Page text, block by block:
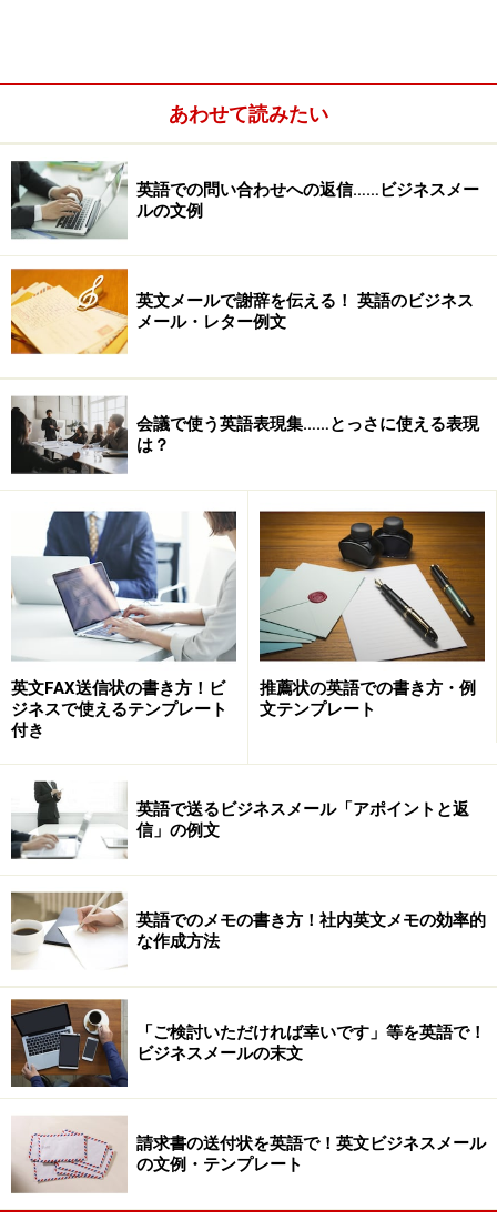
簡単！腹式呼吸の練習方法とポイント
英語の発音は子音がポイント！
腹式呼吸の発音のワンポイント・アドヴァイス
腹式呼吸マスターで英語がネイティブ並の
発音に！
人間の呼吸の仕方には、大きく分けて2種類あります。
胸式呼吸
胸と肩を上下させてする呼吸です。ラジオ体操の深
呼吸がこれにあたります。日本人、特に女性は、胸
式で呼吸するケースが多いといわれています。
腹式呼吸
お腹を膨らませたり、凹ませたりたりして、行う呼
吸法です。声楽や、管楽器、合唱をやったことのあ
る人ならば、経験したことがあるはずです。赤ん坊
の時は誰でも腹式呼吸でした。
簡単！腹式呼吸の練習方法とポイント
私が長年指導してきている、英語のヴォイス・トレーニ
ングでも、この腹式呼吸を指導してきていますが、次の
あわせて読みたい
英語での問い合わせへの返信……ビジネスメー
ルの文例
英文メールで謝辞を伝える！ 英語のビジネス
メール・レター例文
会議で使う英語表現集……とっさに使える表現
は？
英文FAX送信状の書き方！ビ
ジネスで使えるテンプレート
付き
推薦状の英語での書き方・例
文テンプレート
英語で送るビジネスメール「アポイントと返
信」の例文
英語でのメモの書き方！社内英文メモの効率的
な作成方法
「ご検討いただければ幸いです」等を英語で！
ビジネスメールの末文
請求書の送付状を英語で！英文ビジネスメール
の文例・テンプレート